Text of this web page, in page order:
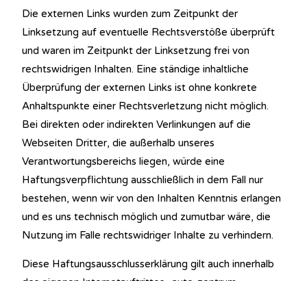
Die externen Links wurden zum Zeitpunkt der
Linksetzung auf eventuelle Rechtsverstöße überprüft
und waren im Zeitpunkt der Linksetzung frei von
rechtswidrigen Inhalten. Eine ständige inhaltliche
Überprüfung der externen Links ist ohne konkrete
Anhaltspunkte einer Rechtsverletzung nicht möglich.
Bei direkten oder indirekten Verlinkungen auf die
Webseiten Dritter, die außerhalb unseres
Verantwortungsbereichs liegen, würde eine
Haftungsverpflichtung ausschließlich in dem Fall nur
bestehen, wenn wir von den Inhalten Kenntnis erlangen
und es uns technisch möglich und zumutbar wäre, die
Nutzung im Falle rechtswidriger Inhalte zu verhindern.
Diese Haftungsausschlusserklärung gilt auch innerhalb